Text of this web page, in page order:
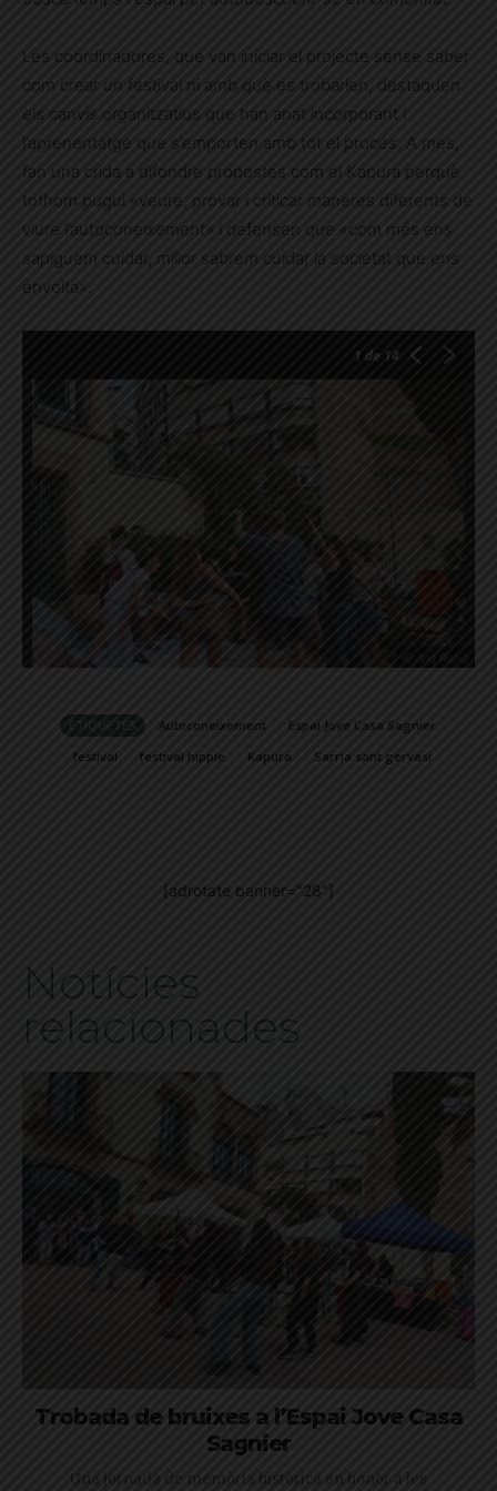
Les coordinadores, que van iniciar el projecte sense saber
com crear un festival ni amb què es trobarien, destaquen
els canvis organitzatius que han anat incorporant i
l’aprenentatge que s’emporten amb tot el procés. A més,
fan una crida a difondre propostes com el Kapura perquè
tothom pugui «veure, provar i criticar maneres diferents de
viure l’autoconeixement» i defensen que «com més ens
sapiguem cuidar, millor sabrem cuidar la societat que ens
envolta».
1 de 14
© Ana Rubió
ETIQUETES Autoconeixement
Espai Jove Casa Sagnier
festival
festival hippie Kapura Sarria sant gervasi
[adrotate banner="28"]
Notícies
relacionades
Trobada de bruixes a l’Espai Jove Casa
Sagnier
Una jornada de memòria històrica en honor a les